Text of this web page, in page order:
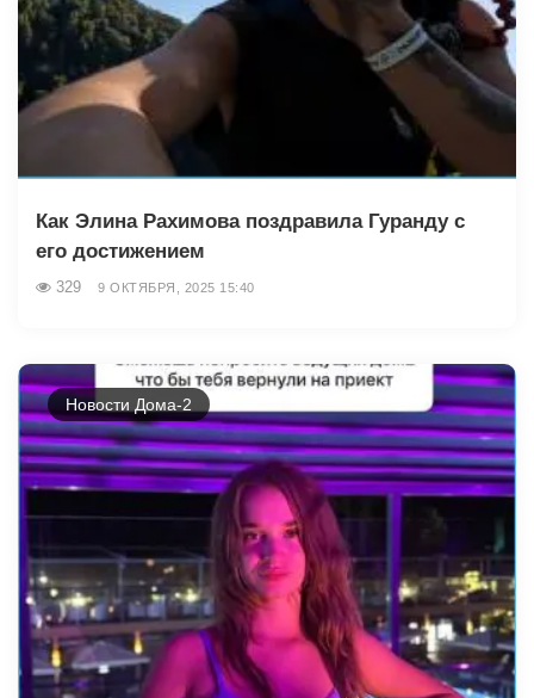
Как Элина Рахимова поздравила Гуранду с
его достижением
329 9 ОКТЯБРЯ, 2025 15:40
Новости Дома-2